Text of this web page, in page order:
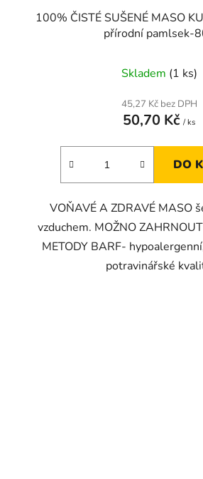
100% ČISTÉ SUŠENÉ MASO
přírodní pamlsek-
Skladem (1 ks)
45,27 Kč bez DPH
50,70 Kč / ks
DO
VOŇAVÉ A ZDRAVÉ MASO
vzduchem. MOŽNO
METODY BARF-
potravinářské